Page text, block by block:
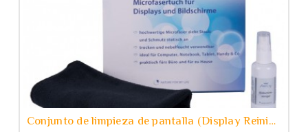
Conjunto de limpieza de pantalla (Display Reinigungs Set)